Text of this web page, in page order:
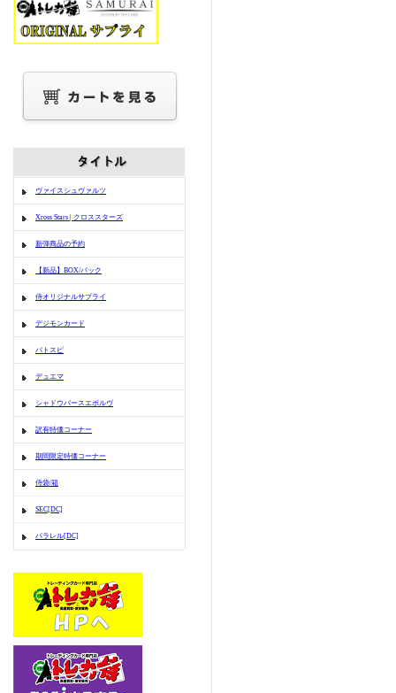
ヴァイスシュヴァルツ
Xross Stars | クロススターズ
新弾商品の予約
【新品】BOX/パック
侍オリジナルサプライ
デジモンカード
バトスピ
デュエマ
シャドウバースエボルヴ
訳有特価コーナー
期間限定特価コーナー
侍袋/箱
SEC[DC]
パラレル[DC]